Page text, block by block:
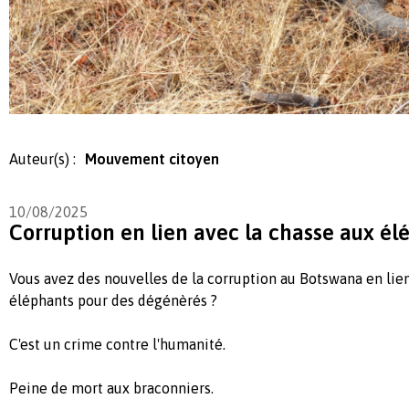
Auteur(s) : Mouvement citoyen
10/08/2025
Corruption en lien avec la chasse aux
Vous avez des nouvelles de la corruption au Botswana en
éléphants pour des dégénèrés ?
C'est un crime contre l'humanité.
Peine de mort aux braconniers.